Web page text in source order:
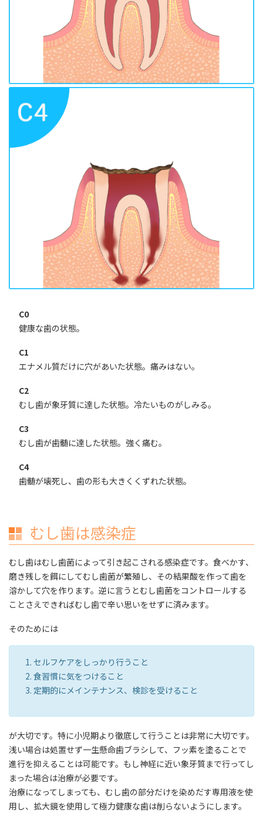
C0
健康な歯の状態。
C1
エナメル質だけに穴があいた状態。痛みはない。
C2
むし歯が象牙質に達した状態。冷たいものがしみる。
C3
むし歯が歯髄に達した状態。強く痛む。
C4
歯髄が壊死し、歯の形も大きくくずれた状態。
むし歯は感染症
むし歯はむし歯菌によって引き起こされる感染症です。食べかす、
磨き残しを餌にしてむし歯菌が繁殖し、その結果酸を作って歯を
溶かして穴を作ります。逆に言うとむし歯菌をコントロールする
ことさえできればむし歯で辛い思いをせずに済みます。
そのためには
セルフケアをしっかり行うこと
食習慣に気をつけること
定期的にメインテナンス、検診を受けること
が大切です。特に小児期より徹底して行うことは非常に大切です。
浅い場合は処置せず一生懸命歯ブラシして、フッ素を塗ることで
進行を抑えることは可能です。もし神経に近い象牙質まで行ってし
まった場合は治療が必要です。
治療になってしまっても、むし歯の部分だけを染めだす専用液を使
用し、拡大鏡を使用して極力健康な歯は削らないようにします。